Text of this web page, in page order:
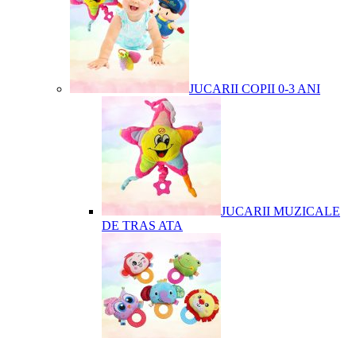
JUCARII COPII 0-3 ANI
JUCARII MUZICALE
DE TRAS ATA